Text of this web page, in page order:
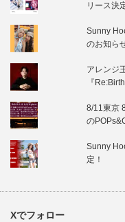
リース決
Sunny
のお知ら
アレンジ
『
8/11東京
の
Sunny
定！
Xでフォロー